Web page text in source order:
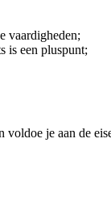
vaardigheden;
is een pluspunt;
voldoe je aan de